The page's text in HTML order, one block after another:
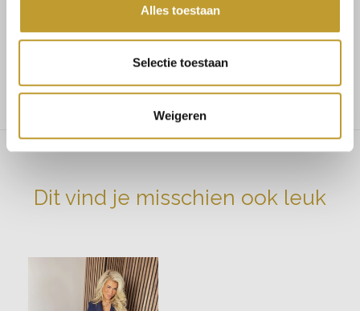
Alles toestaan
Selectie toestaan
Weigeren
Maat 36/38 bestel M
Dit vind je misschien ook leuk